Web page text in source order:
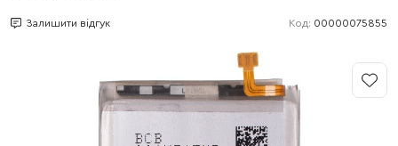
Залишити відгук Код: 00000075855